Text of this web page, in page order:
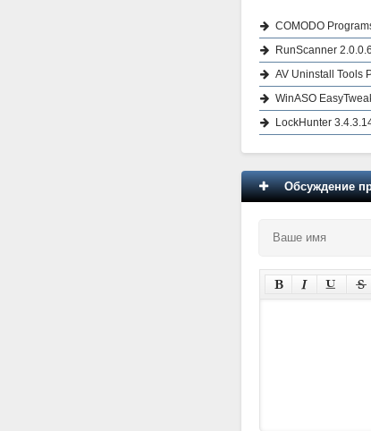
COMODO
RunScanner
AV Uninstall Tools
WinASO
LockHunter
Обсуждение